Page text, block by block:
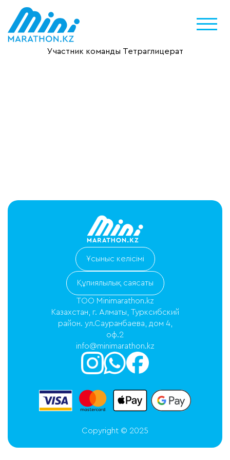
Участник команды Тетраглицерат
Ұсыныс келісімі
Құпиялылық саясаты
ТОО Minimarathon.kz
Казахстан, г. Алматы, Турксибский
район. ул.Сауранбаева, дом 4,
оф.2
info@minimarathon.kz
Copyright © 2025